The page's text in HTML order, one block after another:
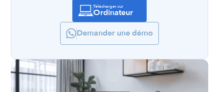
Télécharger sur
Ordinateur
Demander une démo